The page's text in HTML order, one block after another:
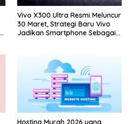
Vivo X300 Ultra Resmi Meluncur
30 Maret, Strategi Baru Vivo
Jadikan Smartphone Sebagai
Hosting Murah 2026 yang